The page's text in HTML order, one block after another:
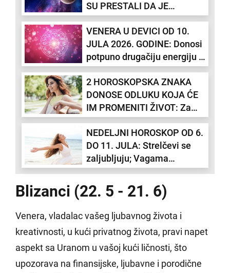
SU PRESTALI DA JE
ČEKAJU: 3 znaka treba da se
spreme za promene iz
korena
VENERA U DEVICI OD 10.
JULA 2026. GODINE: Donosi
potpuno drugačiju energiju i
želju da unapredite sebe
2 HOROSKOPSKA ZNAKA
DONOSE ODLUKU KOJA ĆE
IM PROMENITI ŽIVOT: Za
neke će biti kobno, a za neke
neverovatno olakšanje
NEDELJNI HOROSKOP OD 6.
DO 11. JULA: Strelčevi se
zaljubljuju; Vagama
potreban odmor
Blizanci (22. 5 - 21. 6)
Venera, vladalac vašeg ljubavnog života i
kreativnosti, u kući privatnog života, pravi napet
aspekt sa Uranom u vašoj kući ličnosti, što
upozorava na finansijske, ljubavne i porodične